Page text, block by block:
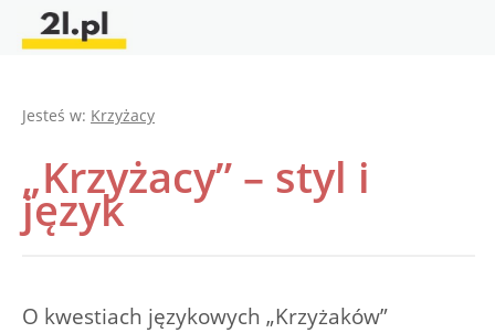
Jesteś w: Krzyżacy
„Krzyżacy” – styl i
język
O kwestiach językowych „Krzyżaków”